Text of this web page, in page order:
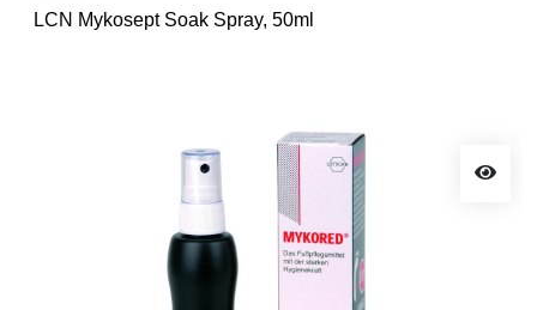
LCN Mykosept Soak Spray, 50ml